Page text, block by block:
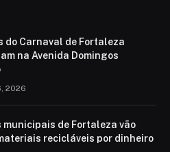
do Carnaval de Fortaleza
na Avenida Domingos
2026
municipais de Fortaleza vão
recicláveis por dinheiro